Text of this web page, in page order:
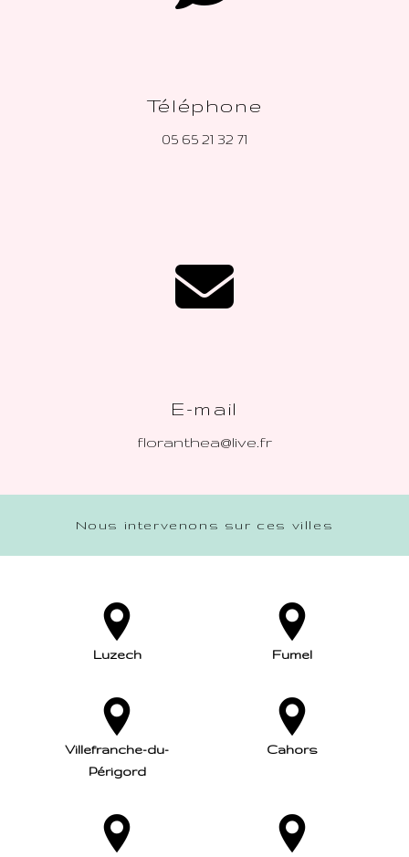
Téléphone
05 65 21 32 71
E-mail
floranthea@live.fr
Nous intervenons sur ces villes
Luzech Fumel
Villefranche-du-
Périgord
Cahors